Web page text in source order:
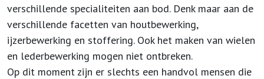
verschillende specialiteiten aan bod. Denk maar aan de
verschillende facetten van houtbewerking,
ijzerbewerking en stoffering. Ook het maken van wielen
en lederbewerking mogen niet ontbreken.
Op dit moment zijn er slechts een handvol mensen die